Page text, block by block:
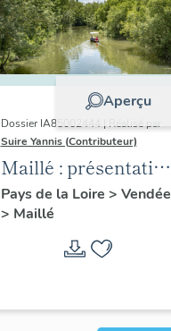
Aperçu
Dossier IA85002444 | Réalisé par
Suire Yannis (Contributeur)
Maillé : présentation
de la commune
Pays de la Loire > Vendée
> Maillé